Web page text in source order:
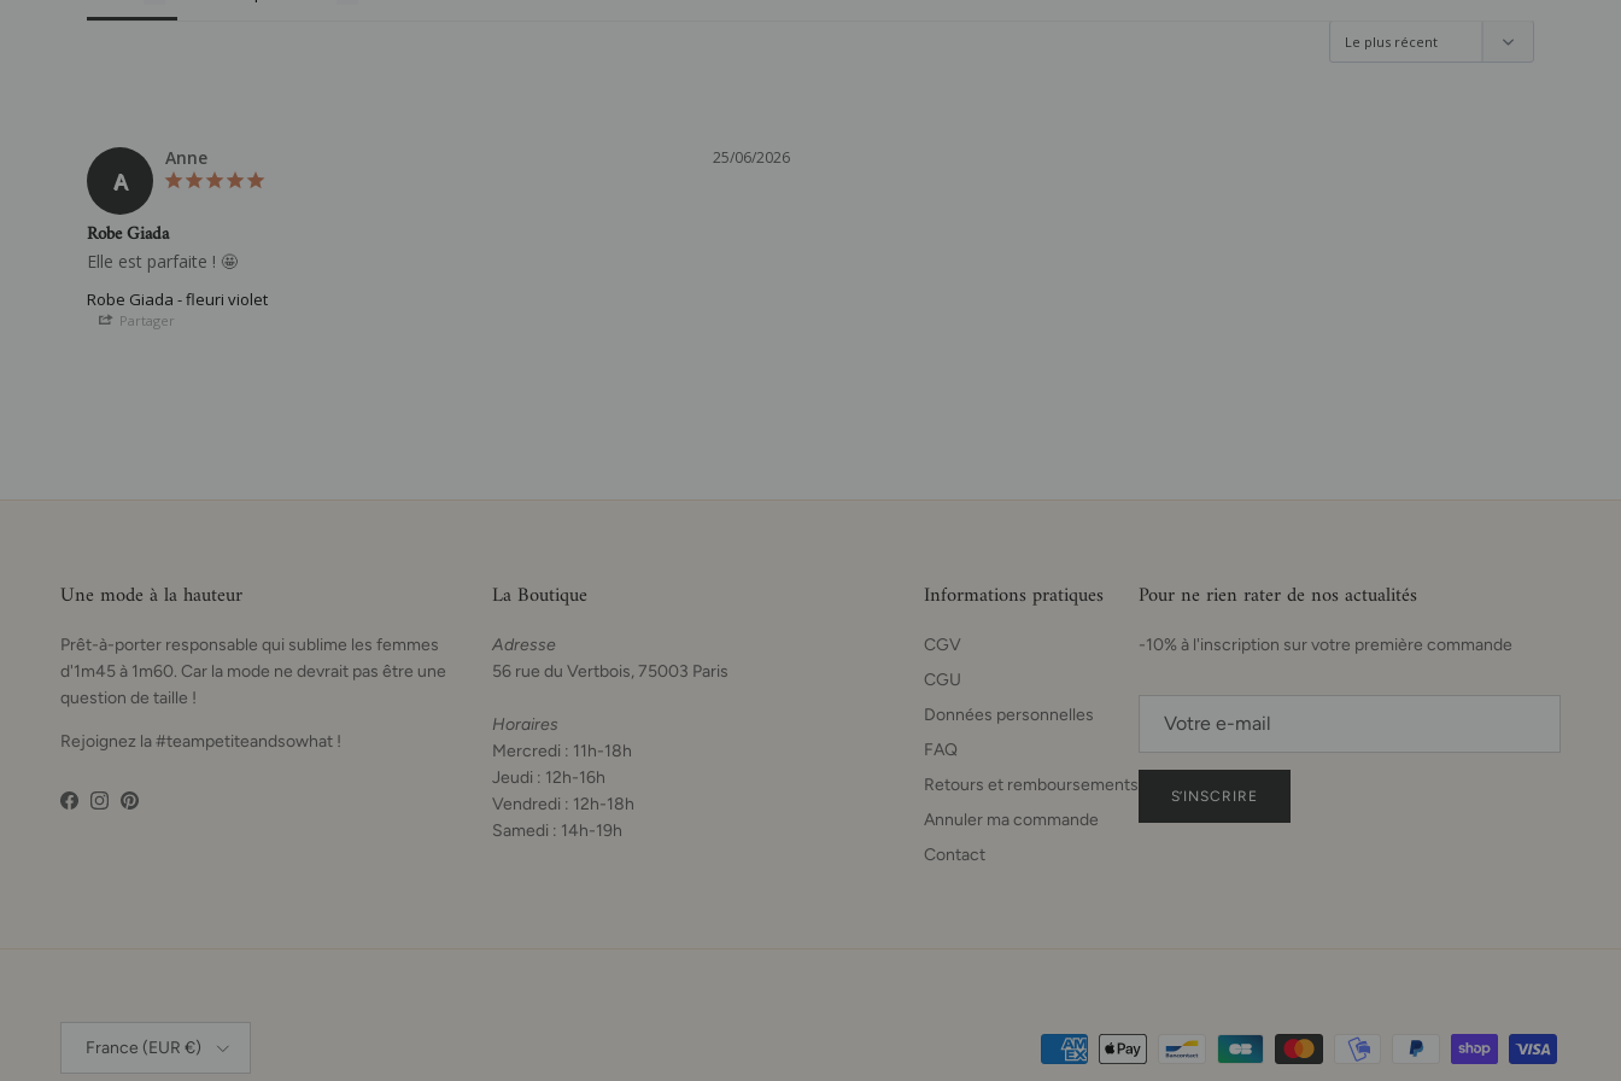
A
25/06/2026
Anne
Robe Giada
Elle est parfaite ! 🤩
Robe Giada - fleuri violet
Partager
Une mode à la hauteur
Prêt-à-porter responsable qui sublime les femmes
d'1m45 à 1m60. Car la mode ne devrait pas être une
question de taille !
Rejoignez la #teampetiteandsowhat !
Facebook
Instagram
Pinterest
La Boutique
Adresse
56 rue du Vertbois, 75003 Paris
Horaires
Mercredi : 11h-18h
Jeudi : 12h-16h
Vendredi : 12h-18h
Samedi : 14h-19h
Informations pratiques
CGV
CGU
Données personnelles
FAQ
Retours et remboursements
Annuler ma commande
Contact
Pour ne rien rater de nos actualités
-10% à l'inscription sur votre première commande
S’INSCRIRE
France (EUR €)